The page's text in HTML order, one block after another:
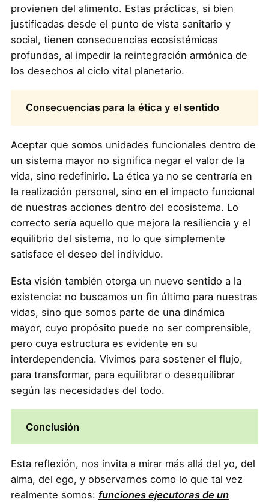
provienen del alimento. Estas prácticas, si bien
justificadas desde el punto de vista sanitario y
social, tienen consecuencias ecosistémicas
profundas, al impedir la reintegración armónica de
los desechos al ciclo vital planetario.
Consecuencias para la ética y el sentido
Aceptar que somos unidades funcionales dentro de
un sistema mayor no significa negar el valor de la
vida, sino redefinirlo. La ética ya no se centraría en
la realización personal, sino en el impacto funcional
de nuestras acciones dentro del ecosistema. Lo
correcto sería aquello que mejora la resiliencia y el
equilibrio del sistema, no lo que simplemente
satisface el deseo del individuo.
Esta visión también otorga un nuevo sentido a la
existencia: no buscamos un fin último para nuestras
vidas, sino que somos parte de una dinámica
mayor, cuyo propósito puede no ser comprensible,
pero cuya estructura es evidente en su
interdependencia. Vivimos para sostener el flujo,
para transformar, para equilibrar o desequilibrar
según las necesidades del todo.
Conclusión
Esta reflexión, nos invita a mirar más allá del yo, del
alma, del ego, y observarnos como lo que tal vez
realmente somos: funciones ejecutoras de un